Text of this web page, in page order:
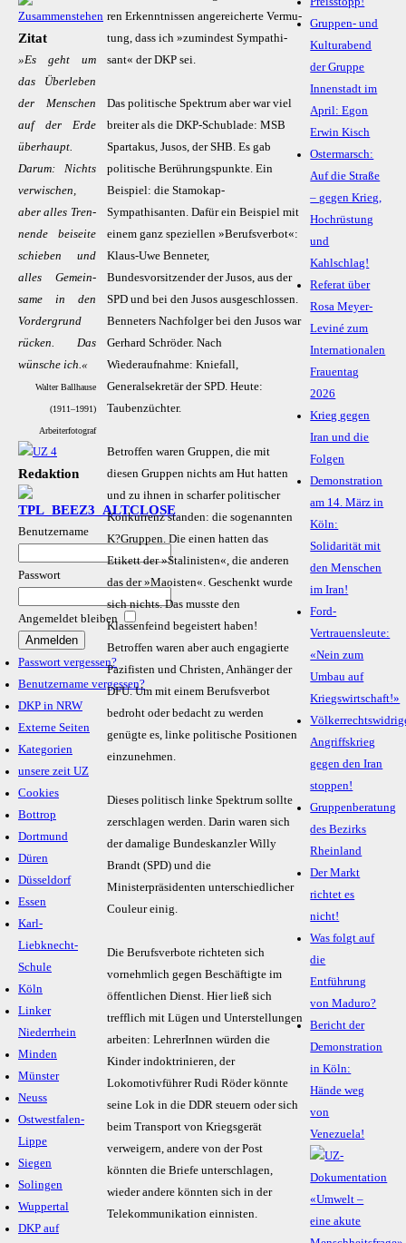
Zitat
»Es geht um
das Über­le­ben
der Men­schen
auf der Er­de
über­haupt.
Dar­um: Nichts
ver­wi­schen,
aber al­les Tren­
nen­de bei­sei­te
schie­ben und
al­les Ge­mein­
sa­me in den
Vor­der­grund
rü­cken. Das
wün­sche ich.«
Walter Ballhause
(1911–1991)
Arbeiter­foto­graf
Redaktion
Benutzername
Passwort
Angemeldet bleiben
Passwort vergessen?
Benutzername vergessen?
DKP in NRW
Externe Seiten
Kategorien
unsere zeit UZ
Cookies
Bottrop
Dortmund
Düren
Düsseldorf
Essen
Karl-
Liebknecht-
Schule
Köln
Linker
Niederrhein
Minden
Münster
Neuss
Ostwestfalen-
Lippe
Siegen
Solingen
Wuppertal
DKP auf
ren Erkennt­nis­sen ange­rei­cherte Vermu­
tung, dass ich »zumin­dest Sympa­thi­
sant« der DKP sei.
Das politische Spektrum aber war viel
breiter als die DKP-Schublade: MSB
Spartakus, Jusos, der SHB. Es gab
politische Berührungspunkte. Ein
Beispiel: die Stamokap-
Sympathisanten. Dafür ein Beispiel mit
einem ganz speziellen »Berufsverbot«:
Klaus-Uwe Benneter,
Bundesvorsitzender der Jusos, aus der
SPD und bei den Jusos ausgeschlossen.
Benneters Nachfolger bei den Jusos war
Gerhard Schröder. Nach
Wiederaufnahme: Kniefall,
Generalsekretär der SPD. Heute:
Taubenzüchter.
Betroffen waren Gruppen, die mit
diesen Gruppen nichts am Hut hatten
und zu ihnen in scharfer politischer
Konkurrenz standen: die sogenannten
K?Gruppen. Die einen hatten das
Etikett der »Stalinisten«, die anderen
das der »Maoisten«. Geschenkt wurde
sich nichts. Das musste den
Klassenfeind begeistert haben!
Betroffen waren aber auch engagierte
Pazifisten und Christen, Anhänger der
DFU. Um mit einem Berufsverbot
bedroht oder bedacht zu werden
genügte es, linke politische Positionen
einzunehmen.
Dieses politisch linke Spektrum sollte
zerschlagen werden. Darin waren sich
der damalige Bundeskanzler Willy
Brandt (SPD) und die
Ministerpräsidenten unterschiedlicher
Couleur einig.
Die Berufsverbote richteten sich
vornehmlich gegen Beschäftigte im
öffentlichen Dienst. Hier ließ sich
trefflich mit Lügen und Unterstellungen
arbeiten: LehrerInnen würden die
Kinder indoktrinieren, der
Lokomotivführer Rudi Röder könnte
seine Lok in die DDR steuern oder sich
beim Transport von Kriegsgerät
verweigern, andere von der Post
könnten die Briefe unterschlagen,
wieder andere könnten sich in der
Telekommunikation einnisten.
Gruppen- und
Kulturabend
der Gruppe
Innenstadt im
April: Egon
Erwin Kisch
Ostermarsch:
Auf die Straße
– gegen Krieg,
Hochrüstung
und
Kahlschlag!
Referat über
Rosa Meyer-
Leviné zum
Internationalen
Frauentag
2026
Krieg gegen
Iran und die
Folgen
Demonstration
am 14. März in
Köln:
Solidarität mit
den Menschen
im Iran!
Ford-
Vertrauensleute:
«Nein zum
Umbau auf
Kriegswirtschaft!»
Angriffskrieg
gegen den Iran
stoppen!
Gruppenberatung
des Bezirks
Rheinland
Der Markt
richtet es
nicht!
Was folgt auf
die
Entführung
von Maduro?
Bericht der
Demonstration
in Köln:
Hände weg
von
Venezuela!